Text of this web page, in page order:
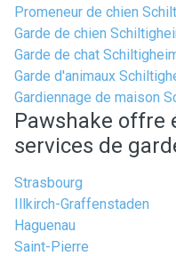
Promeneur de chien
Garde de chien
Garde de chat
Garde d'animaux
Gardiennage de maison
Pawshake offre
services de
Strasbourg
Illkirch-Graffenstaden
Haguenau
Saint-Pierre